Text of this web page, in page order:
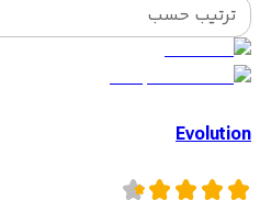
ترتيب حسب
Evolution